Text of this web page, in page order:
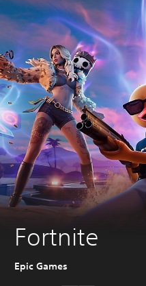
Fortnite
Epic Games